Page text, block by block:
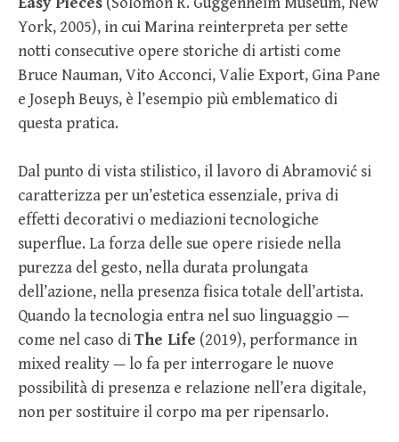
York, 2005), in cui Marina reinterpreta per sette
notti consecutive opere storiche di artisti come
Bruce Nauman, Vito Acconci, Valie Export, Gina Pane
e Joseph Beuys, è l’esempio più emblematico di
questa pratica.
Dal punto di vista stilistico, il lavoro di Abramović si
caratterizza per un’estetica essenziale, priva di
effetti decorativi o mediazioni tecnologiche
superflue. La forza delle sue opere risiede nella
purezza del gesto, nella durata prolungata
dell’azione, nella presenza fisica totale dell’artista.
Quando la tecnologia entra nel suo linguaggio —
come nel caso diThe Life (2019), performance in
mixed reality — lo fa per interrogare le nuove
possibilità di presenza e relazione nell’era digitale,
non per sostituire il corpo ma per ripensarlo.